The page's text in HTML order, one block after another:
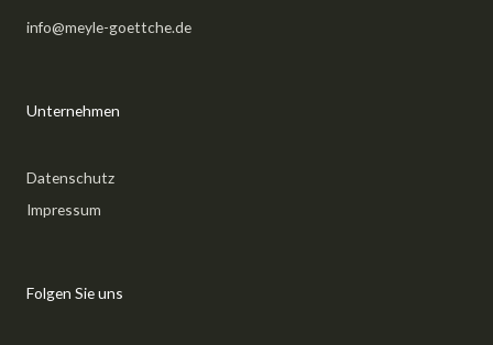
info@meyle-goettche.de
Unternehmen
Datenschutz
Impressum
Folgen Sie uns